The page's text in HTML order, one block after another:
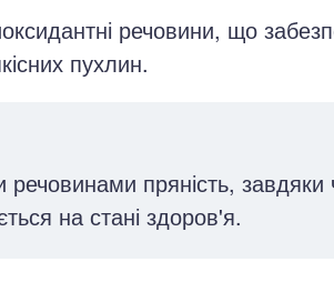
речовини, що
пухлин.
пряність, завдяки
на стані здоров'я.